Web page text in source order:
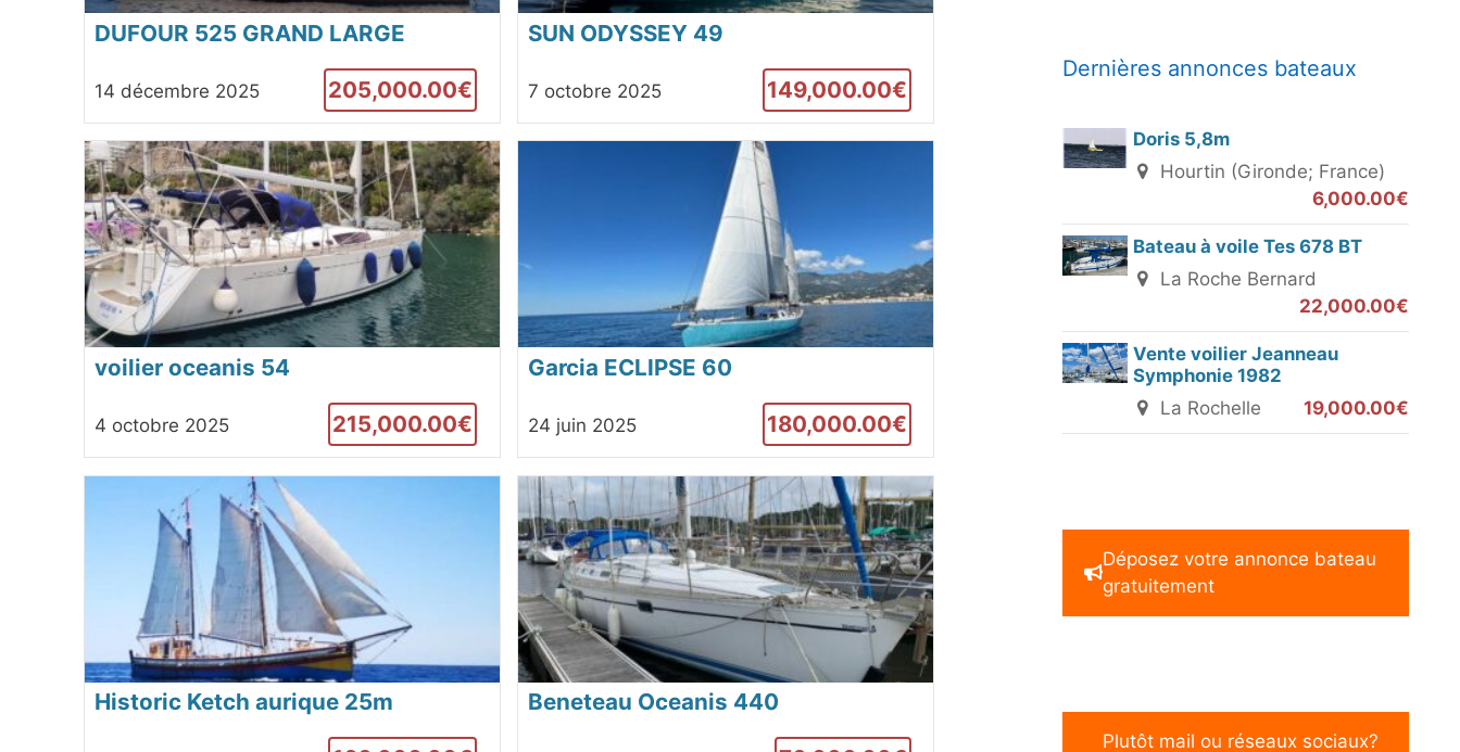
DUFOUR 525 GRAND LARGE
14 décembre 2025 205,000.00€
SUN ODYSSEY 49
7 octobre 2025 149,000.00€
voilier oceanis 54
4 octobre 2025 215,000.00€
Garcia ECLIPSE 60
24 juin 2025 180,000.00€
Historic Ketch aurique 25m Beneteau Oceanis 440
Dernières annonces bateaux
Doris 5,8m
Hourtin (Gironde; France)
6,000.00€
Bateau à voile Tes 678 BT
La Roche Bernard
22,000.00€
Vente voilier Jeanneau
Symphonie 1982
La Rochelle
19,000.00€
Déposez votre annonce bateau
gratuitement
Plutôt mail ou réseaux sociaux?